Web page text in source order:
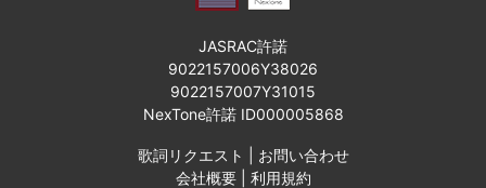
JASRAC許諾
9022157006Y38026
9022157007Y31015
NexTone許諾 ID000005868
歌詞リクエスト
お問い合わせ
会社概要| 利用規約